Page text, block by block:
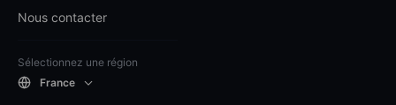
Nous contacter
Sélectionnez une région
France